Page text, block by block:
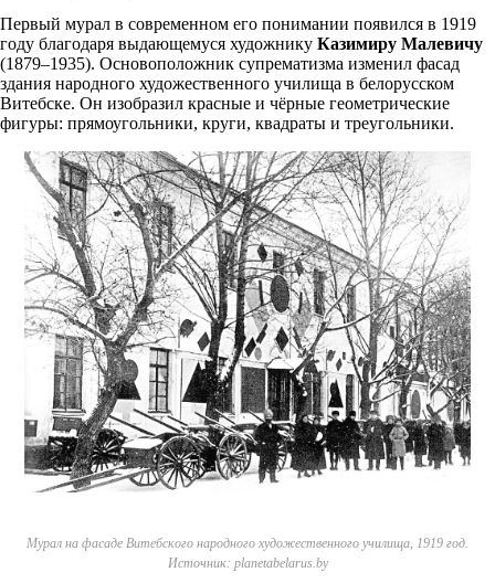
Первый мурал в современном его понимании появился в 1919
году благодаря выдающемуся художнику Казимиру Малевичу
(1879–1935). Основоположник супрематизма изменил фасад
здания народного художественного училища в белорусском
Витебске. Он изобразил красные и чёрные геометрические
фигуры: прямоугольники, круги, квадраты и треугольники.
Мурал на фасаде Витебского народного художественного училища, 1919 год.
Источник: planetabelarus.by